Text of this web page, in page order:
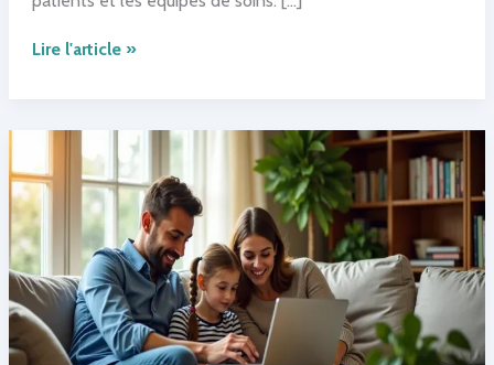
ORGAPRED
Photonics
pour
révolutionner
la
recherche
personnalisée
en
oncologie
Lire l'article »